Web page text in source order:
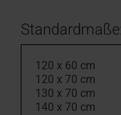
Standardmaße:
120 x 60 cm
120 x 70 cm
130 x 70 cm
140 x 70 cm